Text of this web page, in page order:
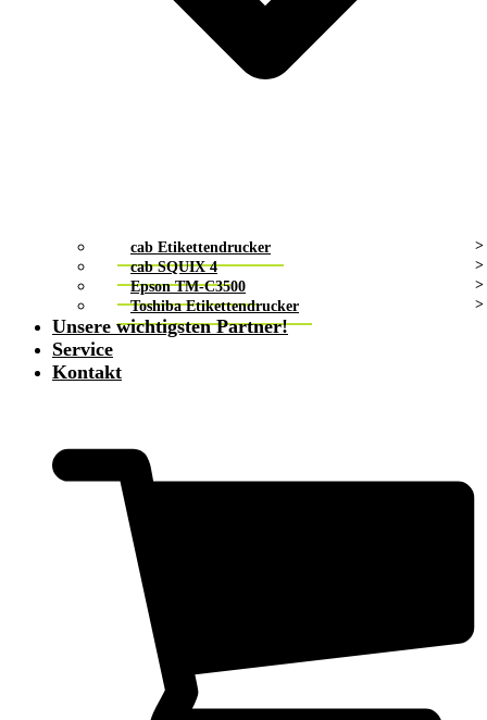
cab Etikettendrucker
cab SQUIX 4
Epson TM-C3500
Toshiba Etikettendrucker
Unsere wichtigsten Partner!
Service
Kontakt